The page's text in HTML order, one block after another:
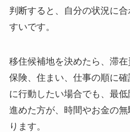
判断すると、自分の状況に
すいです。
移住候補地を決めたら、滞
保険、住まい、仕事の順に
に行動したい場合でも、最
進めた方が、時間やお金の
ります。